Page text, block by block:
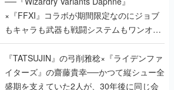
×『FFXI』コラボが期間限定なのにジョブ
もキャラも武器も戦闘システムもワンオフ
で作り込まれた理由を両ディレクターに聞
く
『TATSUJIN』の弓削雅稔×『ライデンファ
イターズ』の齋藤貴幸──かつて縦シュー全
盛期を支えていた2人が、30年後に同じ会